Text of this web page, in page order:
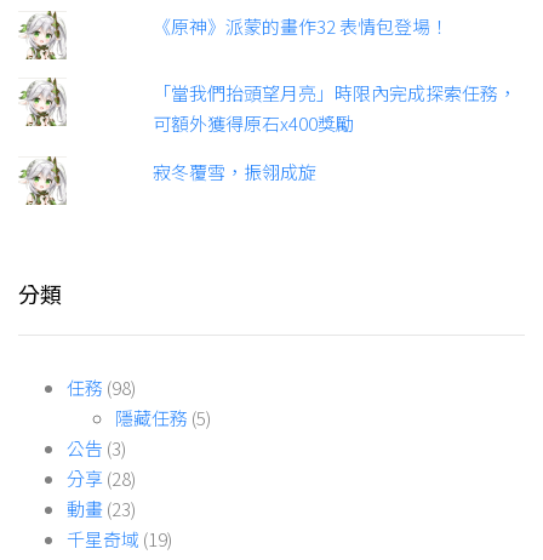
《原神》派蒙的畫作32 表情包登場！
「當我們抬頭望月亮」時限內完成探索任務，
可額外獲得原石x400獎勵
寂冬覆雪，振翎成旋
分類
任務 (98)
隱藏任務 (5)
公告 (3)
分享(28)
動畫(23)
千星奇域 (19)